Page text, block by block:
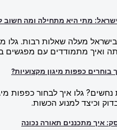
היא מתחילה ומה חשוב לדעת?
מעלה שאלות רבות. גלו מתי
מתמודדים עם מפגשים בלתי
כפפות מיגון מקצועיות?
איך לבחור כפפות מיגון
למנוע הכשות.
תאורה נכונה